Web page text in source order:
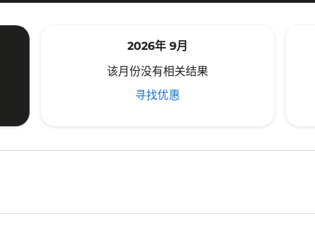
2026年 9月
该月份没有相关结果
寻找优惠